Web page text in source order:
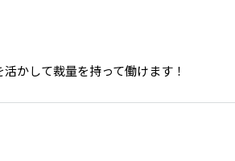
かして裁量を持って働けます！